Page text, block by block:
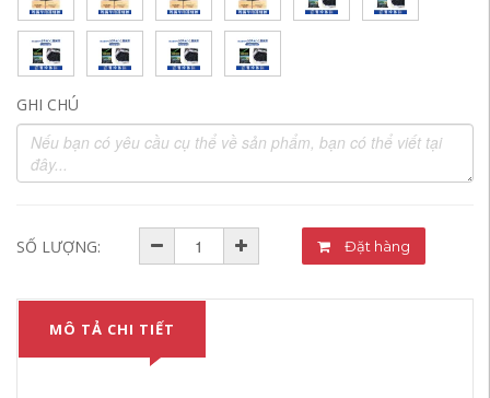
GHI CHÚ
SỐ LƯỢNG: Đặt hàng
MÔ TẢ CHI TIẾT